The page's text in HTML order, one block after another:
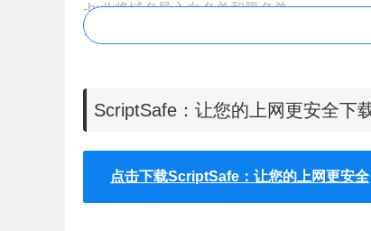
-bulk将域名导入白名单和黑名单
- 临时允许页面/暂时允许所有被阻止的项目
- 在白名单/黑名单/临时白名单/禁用后禁用自
- 支持IPv6地址
ScriptSafe：让您的上网更安全下
点击下载ScriptSafe：让您的上网更安全